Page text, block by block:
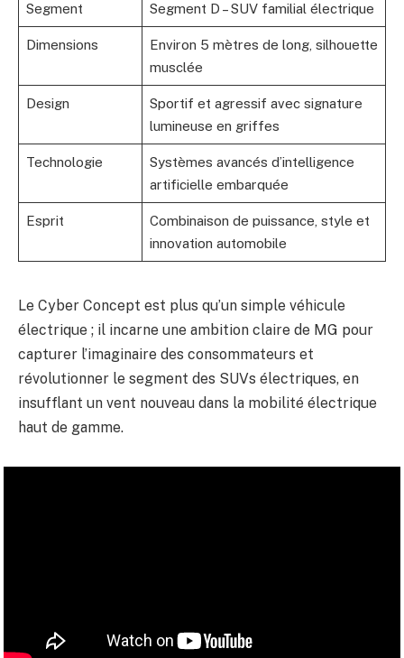
Segment Segment D – SUV familial électrique
Dimensions
Environ 5 mètres de long, silhouette
musclée
Design
Sportif et agressif avec signature
lumineuse en griffes
Technologie
Systèmes avancés d’intelligence
artificielle embarquée
Esprit
Combinaison de puissance, style et
innovation automobile
Le Cyber Concept est plus qu’un simple véhicule
électrique ; il incarne une ambition claire de MG pour
capturer l’imaginaire des consommateurs et
révolutionner le segment des SUVs électriques, en
insufflant un vent nouveau dans la mobilité électrique
haut de gamme.